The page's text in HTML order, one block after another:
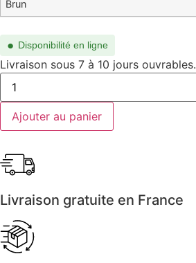
Brun
● Disponibilité en ligne
Livraison sous 7 à 10 jours ouvrables.
Ajouter au panier
Livraison gratuite en France